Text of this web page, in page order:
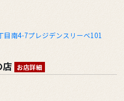
目南4-7プレジデンスリーベ101
店 お店詳細